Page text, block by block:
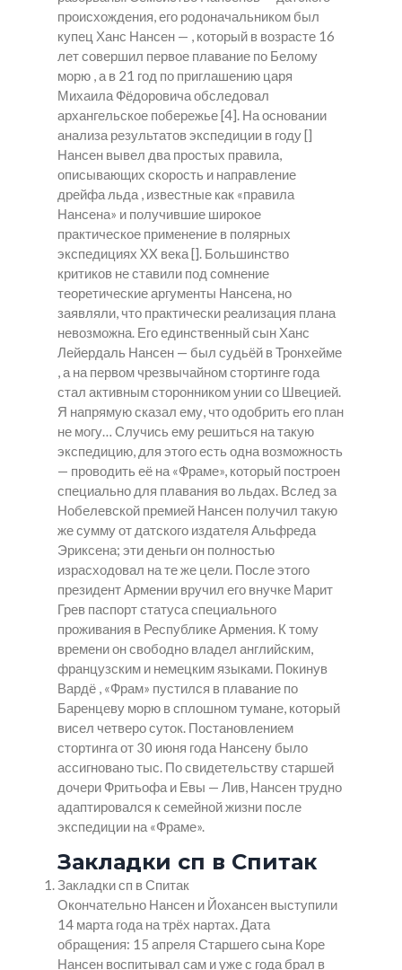
происхождения, его родоначальником был
купец Ханс Нансен — , который в возрасте 16
лет совершил первое плавание по Белому
морю , а в 21 год по приглашению царя
Михаила Фёдоровича обследовал
архангельское побережье [4]. На основании
анализа результатов экспедиции в году []
Нансен вывел два простых правила,
описывающих скорость и направление
дрейфа льда , известные как «правила
Нансена» и получившие широкое
практическое применение в полярных
экспедициях XX века []. Большинство
критиков не ставили под сомнение
теоретические аргументы Нансена, но
заявляли, что практически реализация плана
невозможна. Его единственный сын Ханс
Лейердаль Нансен — был судьёй в Тронхейме
, а на первом чрезвычайном стортинге года
стал активным сторонником унии со Швецией.
Я напрямую сказал ему, что одобрить его план
не могу… Случись ему решиться на такую
экспедицию, для этого есть одна возможность
— проводить её на «Фраме», который построен
специально для плавания во льдах. Вслед за
Нобелевской премией Нансен получил такую
же сумму от датского издателя Альфреда
Эриксена; эти деньги он полностью
израсходовал на те же цели. После этого
президент Армении вручил его внучке Марит
Грев паспорт статуса специального
проживания в Республике Армения. К тому
времени он свободно владел английским,
французским и немецким языками. Покинув
Вардё , «Фрам» пустился в плавание по
Баренцеву морю в сплошном тумане, который
висел четверо суток. Постановлением
стортинга от 30 июня года Нансену было
ассигновано тыс. По свидетельству старшей
дочери Фритьофа и Евы — Лив, Нансен трудно
адаптировался к семейной жизни после
экспедиции на «Фраме».
Закладки сп в Спитак
Закладки сп в Спитак
Окончательно Нансен и Йохансен выступили
14 марта года на трёх нартах. Дата
обращения: 15 апреля Старшего сына Коре
Нансен воспитывал сам и уже с года брал в